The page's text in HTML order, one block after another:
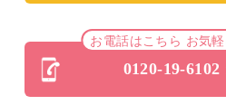
お電話はこちら お気
0120-19-6102